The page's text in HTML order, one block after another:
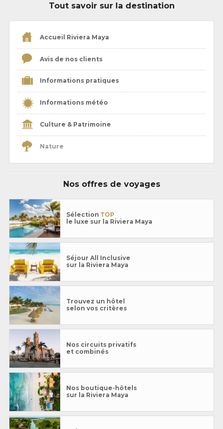
Tout savoir sur la destination
Accueil Riviera Maya
Avis de nos clients
Informations pratiques
Informations météo
Culture & Patrimoine
Nature
Nos offres de voyages
Sélection TOP
le luxe sur la Riviera Maya
Séjour All Inclusive
sur la Riviera Maya
Trouvez un hôtel
selon vos critères
Nos circuits privatifs
et combinés
Nos boutique-hôtels
sur la Riviera Maya